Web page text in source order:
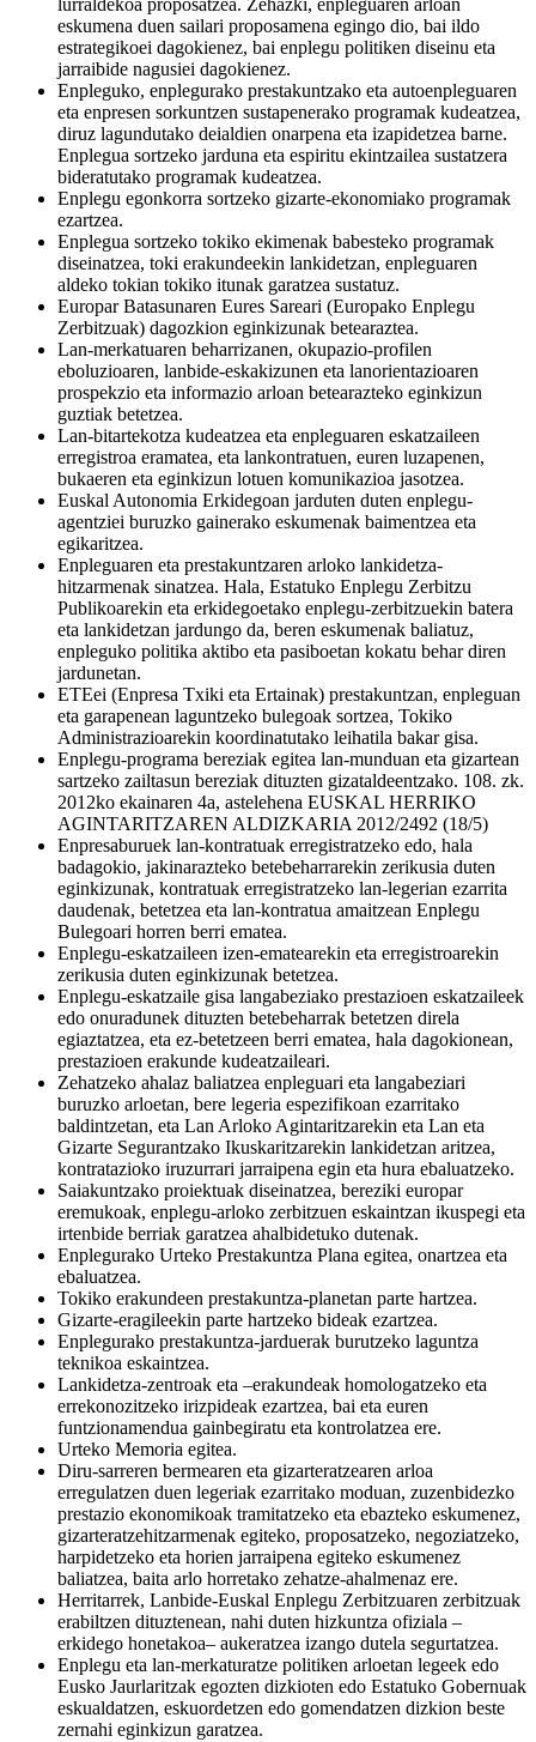
lurraldekoa proposatzea. Zehazki, enpleguaren arloan
eskumena duen sailari proposamena egingo dio, bai ildo
estrategikoei dagokienez, bai enplegu politiken diseinu eta
jarraibide nagusiei dagokienez.
Enpleguko, enplegurako prestakuntzako eta autoenpleguaren
eta enpresen sorkuntzen sustapenerako programak kudeatzea,
diruz lagundutako deialdien onarpena eta izapidetzea barne.
Enplegua sortzeko jarduna eta espiritu ekintzailea sustatzera
bideratutako programak kudeatzea.
Enplegu egonkorra sortzeko gizarte-ekonomiako programak
ezartzea.
Enplegua sortzeko tokiko ekimenak babesteko programak
diseinatzea, toki erakundeekin lankidetzan, enpleguaren
aldeko tokian tokiko itunak garatzea sustatuz.
Europar Batasunaren Eures Sareari (Europako Enplegu
Zerbitzuak) dagozkion eginkizunak betearaztea.
Lan-merkatuaren beharrizanen, okupazio-profilen
eboluzioaren, lanbide-eskakizunen eta lanorientazioaren
prospekzio eta informazio arloan betearazteko eginkizun
guztiak betetzea.
Lan-bitartekotza kudeatzea eta enpleguaren eskatzaileen
erregistroa eramatea, eta lankontratuen, euren luzapenen,
bukaeren eta eginkizun lotuen komunikazioa jasotzea.
Euskal Autonomia Erkidegoan jarduten duten enplegu-
agentziei buruzko gainerako eskumenak baimentzea eta
egikaritzea.
Enpleguaren eta prestakuntzaren arloko lankidetza-
hitzarmenak sinatzea. Hala, Estatuko Enplegu Zerbitzu
Publikoarekin eta erkidegoetako enplegu-zerbitzuekin batera
eta lankidetzan jardungo da, beren eskumenak baliatuz,
enpleguko politika aktibo eta pasiboetan kokatu behar diren
jardunetan.
ETEei (Enpresa Txiki eta Ertainak) prestakuntzan, enpleguan
eta garapenean laguntzeko bulegoak sortzea, Tokiko
Administrazioarekin koordinatutako leihatila bakar gisa.
Enplegu-programa bereziak egitea lan-munduan eta gizartean
sartzeko zailtasun bereziak dituzten gizataldeentzako. 108. zk.
2012ko ekainaren 4a, astelehena EUSKAL HERRIKO
AGINTARITZAREN ALDIZKARIA 2012/2492 (18/5)
Enpresaburuek lan-kontratuak erregistratzeko edo, hala
badagokio, jakinarazteko betebeharrarekin zerikusia duten
eginkizunak, kontratuak erregistratzeko lan-legerian ezarrita
daudenak, betetzea eta lan-kontratua amaitzean Enplegu
Bulegoari horren berri ematea.
Enplegu-eskatzaileen izen-ematearekin eta erregistroarekin
zerikusia duten eginkizunak betetzea.
Enplegu-eskatzaile gisa langabeziako prestazioen eskatzaileek
edo onuradunek dituzten betebeharrak betetzen direla
egiaztatzea, eta ez-betetzeen berri ematea, hala dagokionean,
prestazioen erakunde kudeatzaileari.
Zehatzeko ahalaz baliatzea enpleguari eta langabeziari
buruzko arloetan, bere legeria espezifikoan ezarritako
baldintzetan, eta Lan Arloko Agintaritzarekin eta Lan eta
Gizarte Segurantzako Ikuskaritzarekin lankidetzan aritzea,
kontratazioko iruzurrari jarraipena egin eta hura ebaluatzeko.
Saiakuntzako proiektuak diseinatzea, bereziki europar
eremukoak, enplegu-arloko zerbitzuen eskaintzan ikuspegi eta
irtenbide berriak garatzea ahalbidetuko dutenak.
Enplegurako Urteko Prestakuntza Plana egitea, onartzea eta
ebaluatzea.
Tokiko erakundeen prestakuntza-planetan parte hartzea.
Gizarte-eragileekin parte hartzeko bideak ezartzea.
Enplegurako prestakuntza-jarduerak burutzeko laguntza
teknikoa eskaintzea.
Lankidetza-zentroak eta –erakundeak homologatzeko eta
errekonozitzeko irizpideak ezartzea, bai eta euren
funtzionamendua gainbegiratu eta kontrolatzea ere.
Urteko Memoria egitea.
Diru-sarreren bermearen eta gizarteratzearen arloa
erregulatzen duen legeriak ezarritako moduan, zuzenbidezko
prestazio ekonomikoak tramitatzeko eta ebazteko eskumenez,
gizarteratzehitzarmenak egiteko, proposatzeko, negoziatzeko,
harpidetzeko eta horien jarraipena egiteko eskumenez
baliatzea, baita arlo horretako zehatze-ahalmenaz ere.
Herritarrek, Lanbide-Euskal Enplegu Zerbitzuaren zerbitzuak
erabiltzen dituztenean, nahi duten hizkuntza ofiziala –
erkidego honetakoa– aukeratzea izango dutela segurtatzea.
Enplegu eta lan-merkaturatze politiken arloetan legeek edo
Eusko Jaurlaritzak egozten dizkioten edo Estatuko Gobernuak
eskualdatzen, eskuordetzen edo gomendatzen dizkion beste
zernahi eginkizun garatzea.